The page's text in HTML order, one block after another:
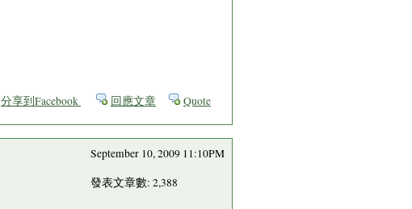
分享到Facebook 回應文章 Quote
September 10, 2009 11:10PM
發表文章數: 2,388